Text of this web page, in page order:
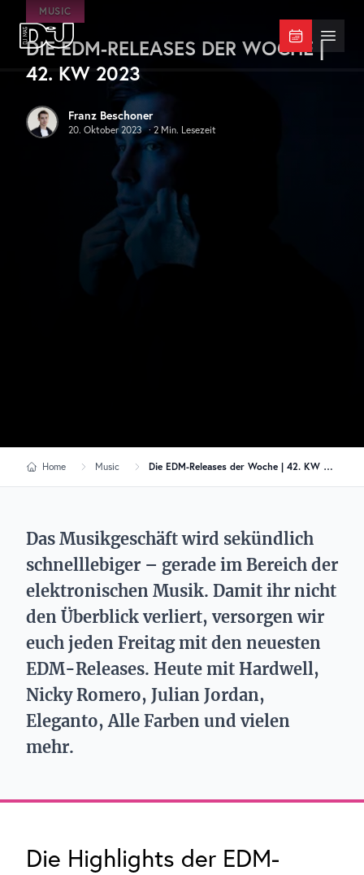
Zum Hauptinhalt springen
DJ Mag Germany Menü
MUSIC
DIE EDM-RELEASES DER WOCHE |
42. KW 2023
Franz Beschoner
20. Oktober 2023 ·2Min. Lesezeit
Home Music Die EDM-Releases der Woche | 42. KW 2023
Das Musikgeschäft wird sekündlich
schnelllebiger – gerade im Bereich der
elektronischen Musik. Damit ihr nicht
den Überblick verliert, versorgen wir
euch jeden Freitag mit den neuesten
EDM-Releases. Heute mit Hardwell,
Nicky Romero, Julian Jordan,
Eleganto, Alle Farben und vielen
mehr.
Die Highlights der EDM-